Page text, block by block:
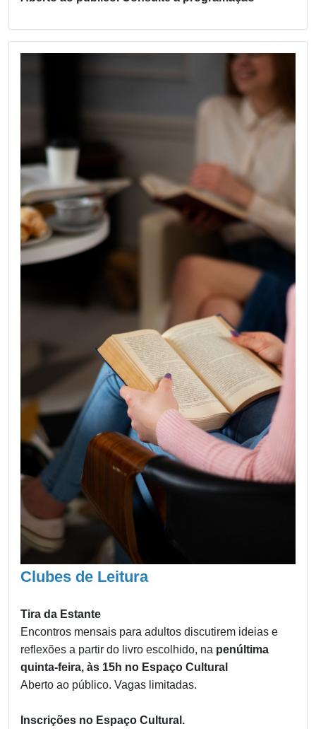
Clubes de Leitura
Tira da Estante
Encontros mensais para adultos discutirem ideias e
reflexões a partir do livro escolhido, na penúltima
quinta-feira, às 15h no Espaço Cultural
Aberto ao público. Vagas limitadas.
Inscrições no Espaço Cultural.